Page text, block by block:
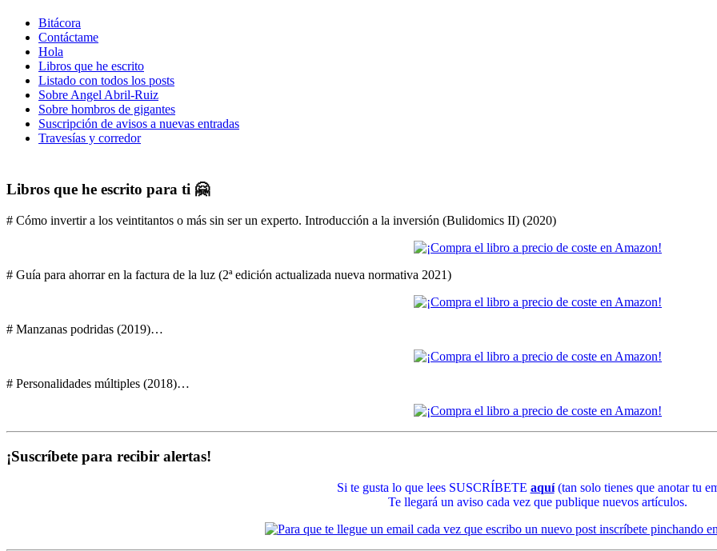
Bitácora
Contáctame
Hola
Libros que he escrito
Listado con todos los posts
Sobre Angel Abril-Ruiz
Sobre hombros de gigantes
Suscripción de avisos a nuevas entradas
Travesías y corredor
Libros que he escrito para ti 🤗
# Cómo invertir a los veintitantos o más sin ser un experto. Introducción a la inversión (Bulidomics II) (2020)
# Guía para ahorrar en la factura de la luz (2ª edición actualizada nueva normativa 2021)
# Manzanas podridas (2019)…
# Personalidades múltiples (2018)…
¡Suscríbete para recibir alertas!
Si te gusta lo que lees SUSCRÍBETE aquí(tan solo tienes que anotar tu
Te llegará un aviso cada vez que publique nuevos artículos.